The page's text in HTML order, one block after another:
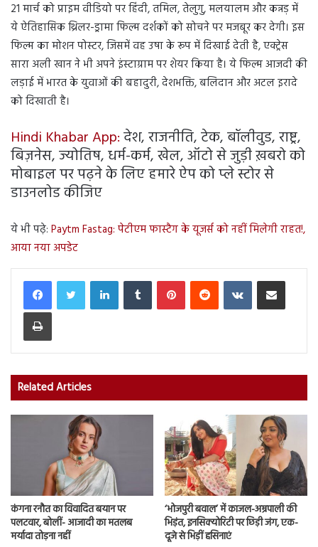
21 मार्च को प्राइम वीडियो पर हिंदी, तमिल, तेलुगु, मलयालम और कन्नड़ में
ये ऐतिहासिक थ्रिलर-ड्रामा फिल्म दर्शकों को सोचने पर मजबूर कर देगी। इस
फिल्म का मोशन पोस्टर, जिसमें वह उषा के रूप में दिखाई देती है, एक्ट्रेस
सारा अली खान ने भी अपने इंस्टाग्राम पर शेयर किया है। ये फिल्म आजदी की
लड़ाई में भारत के युवाओं की बहादुरी, देशभक्ति, बलिदान और अटल इरादे
को दिखाती है।
Hindi Khabar App:देश, राजनीति, टेक, बॉलीवुड, राष्ट्र,
बिज़नेस, ज्योतिष, धर्म-कर्म, खेल, ऑटो से जुड़ी ख़बरो को
मोबाइल पर पढ़ने के लिए हमारे ऐप को प्ले स्टोर से
डाउनलोड कीजिए
ये भी पढ़े: Paytm Fastag: पेटीएम फास्टैग के यूजर्स को नहीं मिलेगी राहत!,
आया नया अपडेट
LinkedInTumblr PinterestReddit VKontakteShare via Email
Print
Related Articles
कंगना रनौत का विवादित बयान पर
पलटवार, बोलीं- आजादी का मतलब
मर्यादा तोड़ना नहीं
‘भोजपुरी बवाल’ में काजल-अम्रपाली की
भिड़ंत, इनसिक्योरिटी पर छिड़ी जंग, एक-
दूजे से भिड़ीं हसिनाएं